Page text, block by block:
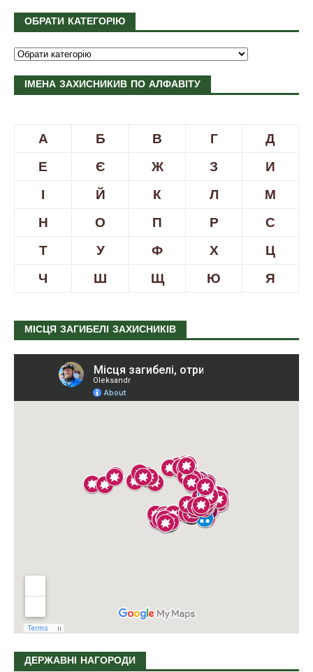
ОБРАТИ КАТЕГОРІЮ
ІМЕНА ЗАХИСНИКИВ ПО АЛФАВІТУ
А Б В Г
Д
Е
Є Ж З
И
І
Й К Л
М
Н
О П Р
С
Т
У Ф Х
Ц
Ч
Ш Щ Ю Я
МІСЦЯ ЗАГИБЕЛІ ЗАХИСНИКІВ
ДЕРЖАВНІ НАГОРОДИ